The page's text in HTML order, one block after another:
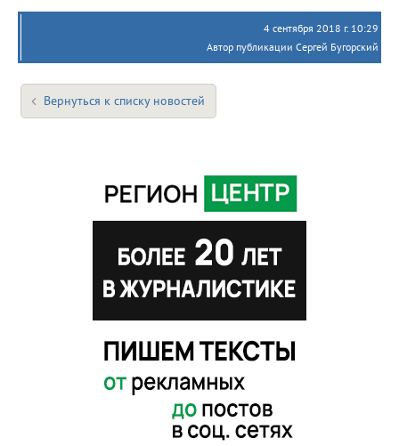
4 сентября 2018 г. 10:29
Автор публикации Сергей Бугорский
Вернуться к списку новостей